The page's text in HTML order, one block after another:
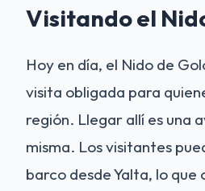
Visitando el
Hoy en día, el Nido de
visita obligada para
región. Llegar allí es una
misma. Los visitantes
barco desde Yalta, lo que